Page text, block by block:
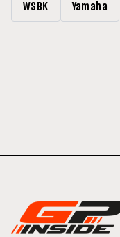
WSBK Yamaha